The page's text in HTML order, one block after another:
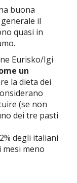
buona
il
quasi in
Eurisko/Igi
un
la dieta dei
(se non
dei tre pasti
degli italiani
mesi meno